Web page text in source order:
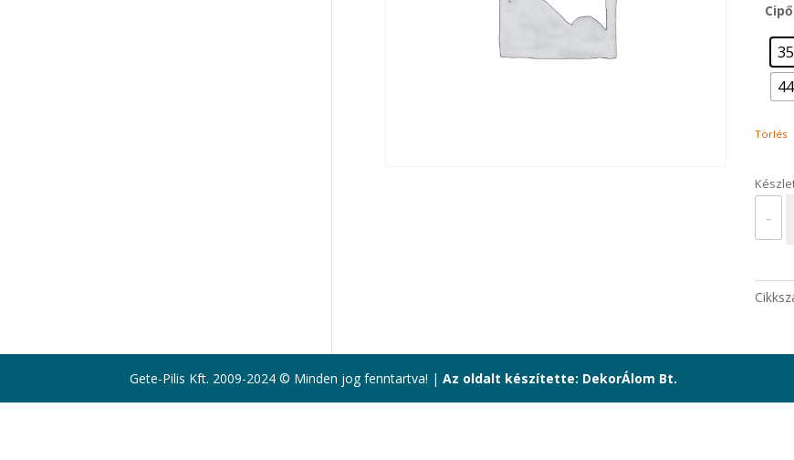
35
44
Törlés
-
Gete-Pilis Kft. 2009-2024 © Minden jog fenntartva! | Az oldalt készítette: DekorÁlom Bt.